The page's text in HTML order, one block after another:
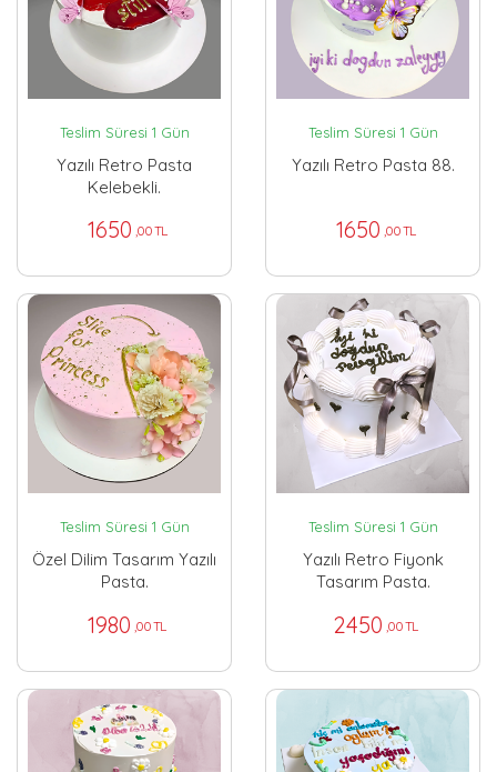
Teslim Süresi 1 Gün
Yazılı Retro Pasta
Kelebekli.
1650 ,00 TL
Teslim Süresi 1 Gün
Yazılı Retro Pasta 88.
1650 ,00 TL
Teslim Süresi 1 Gün
Özel Dilim Tasarım Yazılı
Pasta.
1980 ,00 TL
Teslim Süresi 1 Gün
Yazılı Retro Fiyonk
Tasarım Pasta.
2450 ,00 TL